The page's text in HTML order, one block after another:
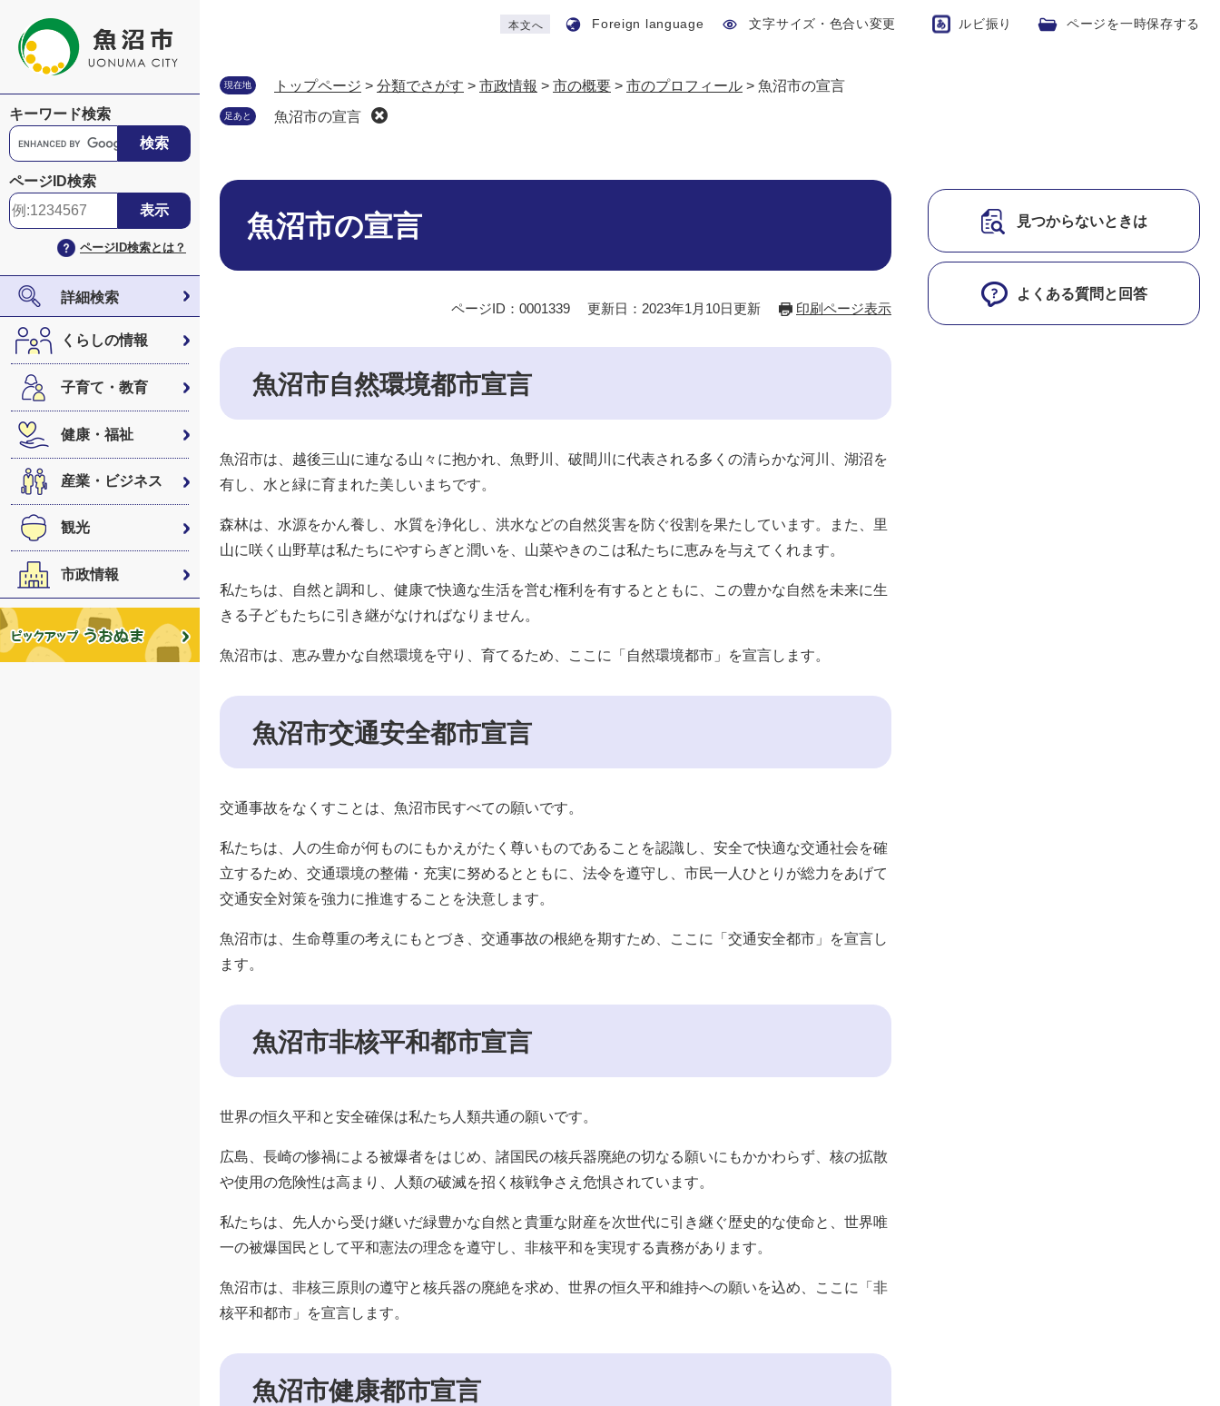
本文へ Foreign language 文字サイズ・色合い変更 ルビ振り ページを一時保存する
キーワード検索
G
o
o
g
ス
タ
ム
検
索
ページID検索
ページID検索とは？
詳細検索
くらしの情報
子育て・教育
健康・福祉
産業・ビジネス
観光
市政情報
現在地 トップページ > 分類でさがす > 市政情報 > 市の概要 > 市のプロフィール > 魚沼市の宣言
足あと 魚沼市の宣言
本
魚沼市の宣言
ページID：0001339 更新日：2023年1月10日更新 印刷ページ表示
魚沼市自然環境都市宣言
魚沼市は、越後三山に連なる山々に抱かれ、魚野川、破間川に代表される多くの清らかな河川、湖沼を
有し、水と緑に育まれた美しいまちです。
森林は、水源をかん養し、水質を浄化し、洪水などの自然災害を防ぐ役割を果たしています。また、里
山に咲く山野草は私たちにやすらぎと潤いを、山菜やきのこは私たちに恵みを与えてくれます。
私たちは、自然と調和し、健康で快適な生活を営む権利を有するとともに、この豊かな自然を未来に生
きる子どもたちに引き継がなければなりません。
魚沼市は、恵み豊かな自然環境を守り、育てるため、ここに「自然環境都市」を宣言します。
魚沼市交通安全都市宣言
交通事故をなくすことは、魚沼市民すべての願いです。
私たちは、人の生命が何ものにもかえがたく尊いものであることを認識し、安全で快適な交通社会を確
立するため、交通環境の整備・充実に努めるとともに、法令を遵守し、市民一人ひとりが総力をあげて
交通安全対策を強力に推進することを決意します。
魚沼市は、生命尊重の考えにもとづき、交通事故の根絶を期すため、ここに「交通安全都市」を宣言し
ます。
魚沼市非核平和都市宣言
世界の恒久平和と安全確保は私たち人類共通の願いです。
広島、長崎の惨禍による被爆者をはじめ、諸国民の核兵器廃絶の切なる願いにもかかわらず、核の拡散
や使用の危険性は高まり、人類の破滅を招く核戦争さえ危惧されています。
私たちは、先人から受け継いだ緑豊かな自然と貴重な財産を次世代に引き継ぐ歴史的な使命と、世界唯
一の被爆国民として平和憲法の理念を遵守し、非核平和を実現する責務があります。
魚沼市は、非核三原則の遵守と核兵器の廃絶を求め、世界の恒久平和維持への願いを込め、ここに「非
核平和都市」を宣言します。
魚沼市健康都市宣言
見つからないときは
よくある質問と回答